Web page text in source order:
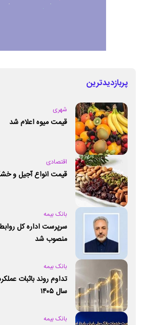
پربازدیدترین
شهری
قیمت میوه اعلام شد
اقتصادی
قیمت انواع آجیل و
بانک بیمه
سرپرست اداره کل
منصوب شد
بانک بیمه
تداوم روند باثبات
سال ۱۴۰۵
بانک بیمه